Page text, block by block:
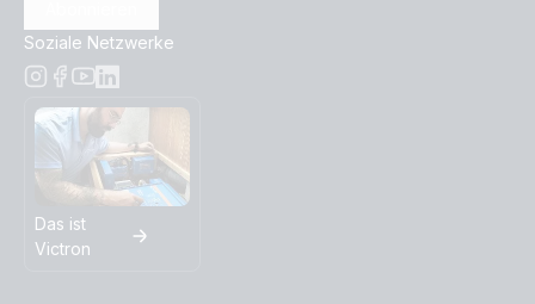
Soziale Netzwerke
Das ist
Victron